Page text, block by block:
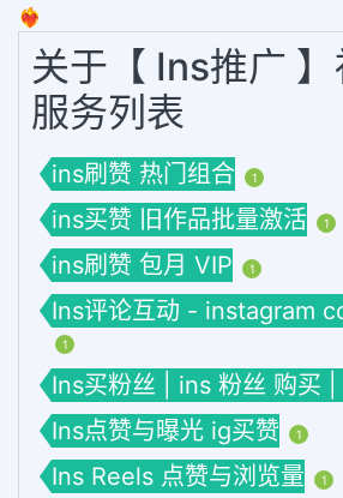
❤️‍🔥
关于【 Ins推广
服务列表
ins刷赞 热门组合 1
ins买赞 旧作品批量激活 1
ins刷赞 包月 VIP 1
Ins评论互动 - instagram
1
Ins买粉丝 | ins 粉丝 购买 |
Ins点赞与曝光 ig买赞 1
Ins Reels 点赞与浏览量 1